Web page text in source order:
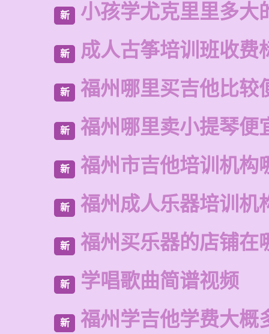
新 小孩学尤克里里多大
新 成人古筝培训班收费
新 福州哪里买吉他比较
新 福州哪里卖小提琴便
新 福州市吉他培训机构
新 福州成人乐器培训机
新 福州买乐器的店铺在
新 学唱歌曲简谱视频
新 福州学吉他学费大概